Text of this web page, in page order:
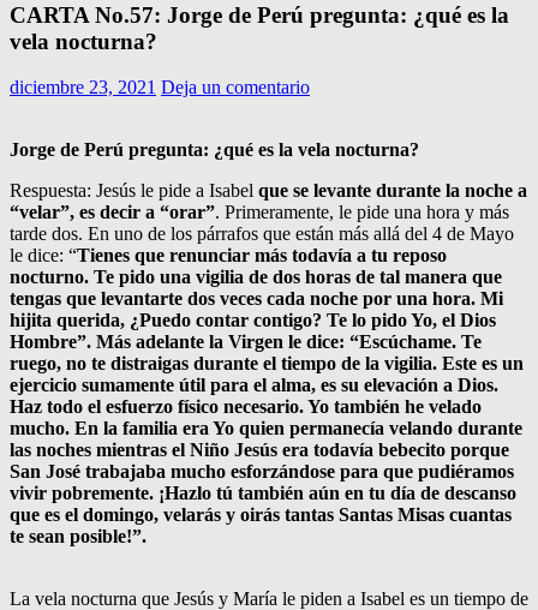
CARTA No.57: Jorge de Perú pregunta: ¿qué es la
vela nocturna?
diciembre 23, 2021 Deja un comentario
Jorge de Perú pregunta: ¿qué es la vela nocturna?
Respuesta: Jesús le pide a Isabel que se levante durante la noche a
“velar”, es decir a “orar”. Primeramente, le pide una hora y más
tarde dos. En uno de los párrafos que están más allá del 4 de Mayo
le dice: “Tienes que renunciar más todavía a tu reposo
nocturno. Te pido una vigilia de dos horas de tal manera que
tengas que levantarte dos veces cada noche por una hora. Mi
hijita querida, ¿Puedo contar contigo? Te lo pido Yo, el Dios
Hombre”. Más adelante la Virgen le dice: “Escúchame. Te
ruego, no te distraigas durante el tiempo de la vigilia. Este es un
ejercicio sumamente útil para el alma, es su elevación a Dios.
Haz todo el esfuerzo físico necesario. Yo también he velado
mucho. En la familia era Yo quien permanecía velando durante
las noches mientras el Niño Jesús era todavía bebecito porque
San José trabajaba mucho esforzándose para que pudiéramos
vivir pobremente. ¡Hazlo tú también aún en tu día de descanso
que es el domingo, velarás y oirás tantas Santas Misas cuantas
te sean posible!”.
La vela nocturna que Jesús y María le piden a Isabel es un tiempo de